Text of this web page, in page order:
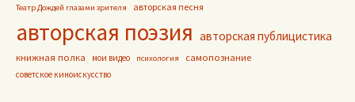
Театр Дождей глазами зрителя авторская песня
авторская поэзия авторская публицистика
книжная полка мои видео психология самопознание
советское киноискусство